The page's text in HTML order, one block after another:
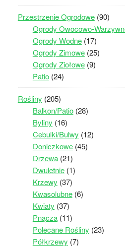
Przestrzenie Ogrodowe(90)
Ogrody Owocowo-
Ogrody Wodne(17)
Ogrody Zimowe(25)
Ogrody Ziołowe(9)
Patio(24)
Rośliny (205)
Balkon/Patio(28)
Byliny (16)
Cebulki/Bulwy (12)
Doniczkowe(45)
Drzewa(21)
Dwuletnie(1)
Krzewy (37)
Kwasolubne(6)
Kwiaty (37)
Pnącza(11)
Polecane Rośliny (23)
Półkrzewy (7)